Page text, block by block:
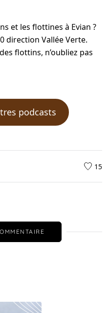
et les flottines à Evian ?
direction Vallée Verte.
flottins, n’oubliez pas
podcasts
15